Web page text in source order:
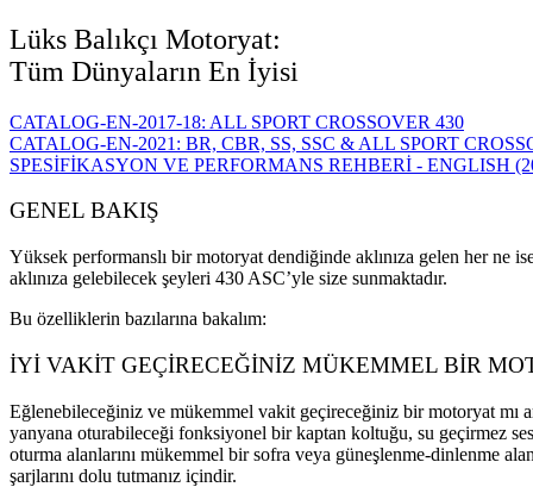
Lüks Balıkçı Motoryat:
Tüm Dünyaların En İyisi
CATALOG-EN-2017-18: ALL SPORT CROSSOVER 430
CATALOG-EN-2021: BR, CBR, SS, SSC & ALL SPORT
SPESİFİKASYON VE PERFORMANS REHBERİ - ENGLISH
GENEL BAKIŞ
Yüksek performanslı bir motoryat dendiğinde aklınıza gelen her ne
aklınıza gelebilecek şeyleri 430 ASC’yle size sunmaktadır.
Bu özelliklerin bazılarına bakalım:
İYİ VAKİT GEÇİRECEĞİNİZ MÜKEMMEL BİR
Eğlenebileceğiniz ve mükemmel vakit geçireceğiniz bir motoryat mı
yanyana oturabileceği fonksiyonel bir kaptan koltuğu, su geçirmez
oturma alanlarını mükemmel bir sofra veya güneşlenme-dinlenme
şarjlarını dolu tutmanız içindir.